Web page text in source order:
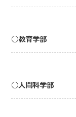
○教育学部
○人間科学部